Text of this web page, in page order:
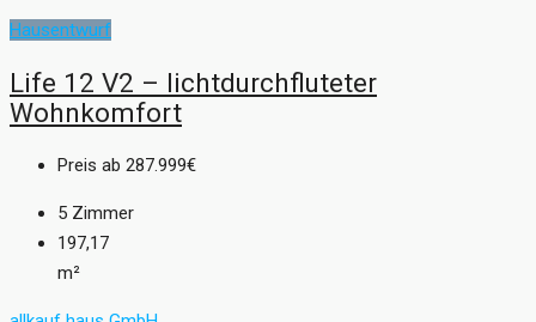
Hausentwurf
Life 12 V2 – lichtdurchfluteter
Wohnkomfort
Preis ab 287.999€
5 Zimmer
197,17
m²